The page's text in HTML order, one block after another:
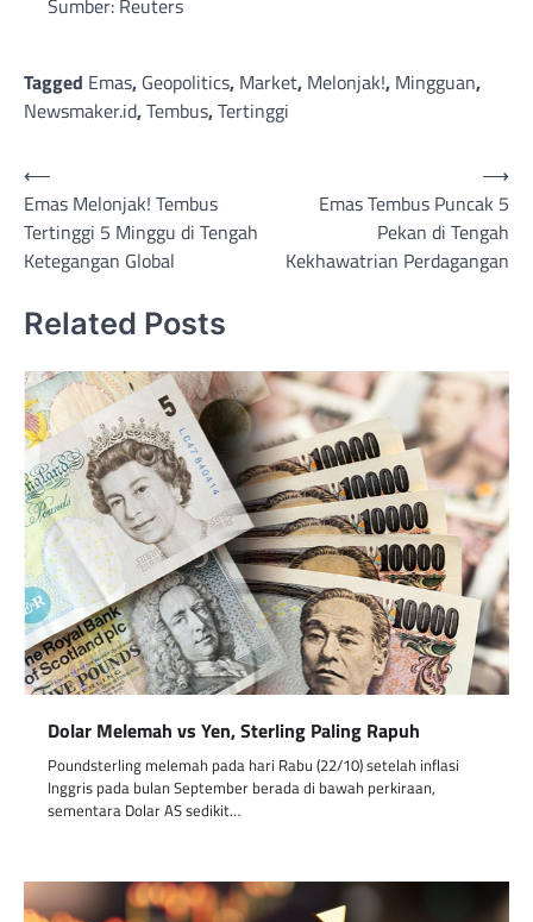
Sumber: Reuters
Tagged Emas, Geopolitics, Market, Melonjak!, Mingguan,
Newsmaker.id,Tembus,Tertinggi
Post
navigation
⟵
Emas Melonjak! Tembus
Tertinggi 5 Minggu di Tengah
Ketegangan Global
Emas Tembus Puncak 5
Pekan di Tengah
Kekhawatrian Perdagangan
⟶
Related Posts
Dolar Melemah vs Yen, Sterling Paling Rapuh
Poundsterling melemah pada hari Rabu (22/10) setelah inflasi
Inggris pada bulan September berada di bawah perkiraan,
sementara Dolar AS sedikit…